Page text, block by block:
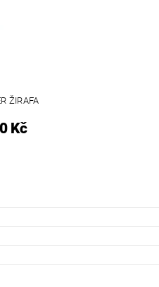
ŽIRAFA
Kč